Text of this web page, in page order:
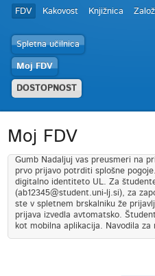
FDV Kakovost Knjižnica
Spletna učilnica
Moj FDV
DOSTOPNOST
Moj FDV
Gumb Nadaljuj vas preusmeri na
prvo prijavo potrditi splošne
digitalno identiteto UL. Za
(ab12345@student.uni-lj.si), za
ste v spletnem brskalniku že
prijava izvedla avtomatsko.
kot mobilna aplikacija. Navodila